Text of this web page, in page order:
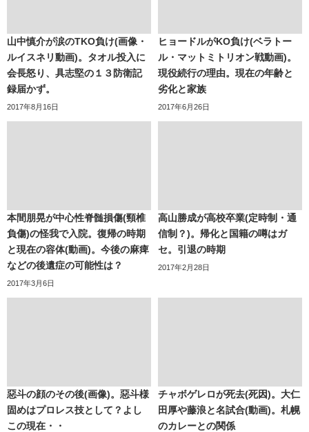
山中慎介が涙のTKO負け(画像・
ルイスネリ動画)。タオル投入に
会長怒り、具志堅の１３防衛記
録届かず。
2017年8月16日
ヒョードルがKO負け(ベラトー
ル・マットミトリオン戦動画)。
現役続行の理由。現在の年齢と
劣化と家族
2017年6月26日
本間朋晃が中心性脊髄損傷(頸椎
負傷)の怪我で入院。復帰の時期
と現在の容体(動画)。今後の麻痺
などの後遺症の可能性は？
2017年3月6日
高山勝成が高校卒業(定時制・通
信制？)。帰化と国籍の噂はガ
セ。引退の時期
2017年2月28日
惡斗の顔のその後(画像)。惡斗様
固めはプロレス技として？よし
この現在・・
チャボゲレロが死去(死因)。大仁
田厚や藤浪と名試合(動画)。札幌
のカレーとの関係